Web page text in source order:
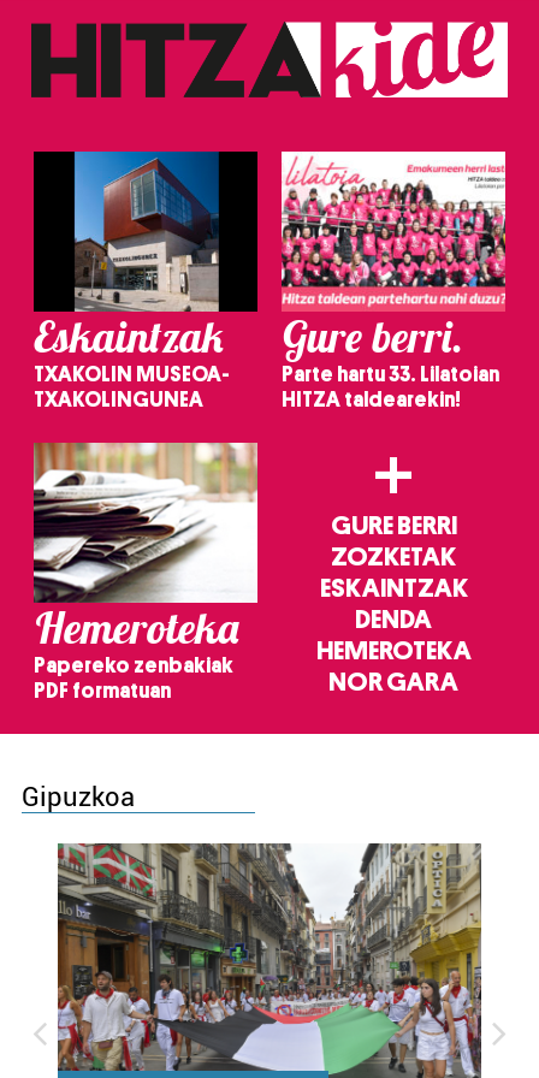
erabiltzeko baimen esplizitua ematen diguzu.Gehiago
irakurri
Eskaintzak
TXAKOLIN MUSEOA-
TXAKOLINGUNEA
Gure berri.
Parte hartu 33. Lilatoian
HITZA taldearekin!
Hemeroteka
Papereko zenbakiak
PDF formatuan
+
GURE BERRI
ZOZKETAK
ESKAINTZAK
DENDA
HEMEROTEKA
NOR GARA
Gipuzkoa